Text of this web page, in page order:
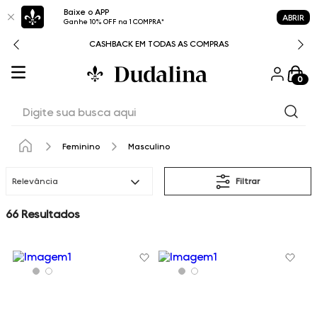
Baixe o APP
Ganhe 10% OFF na 1 COMPRA* ABRIR
CASHBACK EM TODAS AS COMPRAS
0
Feminino Masculino
Relevância Filtrar
66